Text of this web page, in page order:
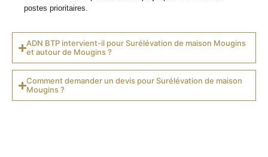
postes prioritaires.
ADN BTP intervient-il pour Surélévation de maison Mougins
et autour de Mougins ?
Comment demander un devis pour Surélévation de maison
Mougins ?